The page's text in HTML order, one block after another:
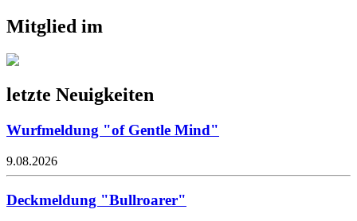
Mitglied im
letzte Neuigkeiten
Wurfmeldung "of Gentle Mind"
9.08.2026
Deckmeldung "Bullroarer"